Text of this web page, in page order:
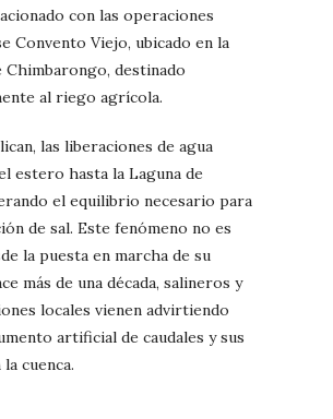
con las operaciones
Convento Viejo, ubicado en la
Chimbarongo, destinado
al riego agrícola.
las liberaciones de agua
estero hasta la Laguna de
el equilibrio necesario para
de sal. Este fenómeno no es
la puesta en marcha de su
más de una década, salineros y
locales vienen advirtiendo
artificial de caudales y sus
cuenca.